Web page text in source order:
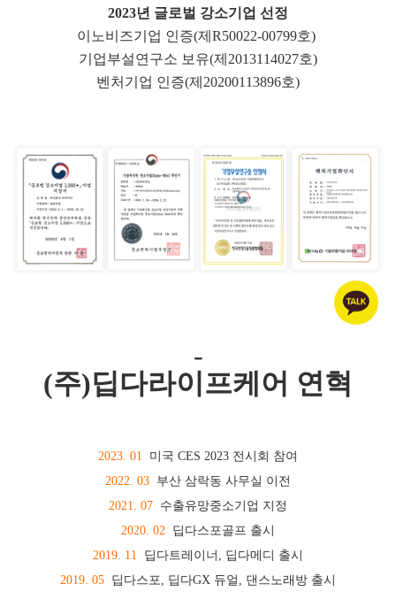
2023년 글로벌 강소기업 선정
이노비즈기업 인증(제R50022-00799호)
기업부설연구소 보유(제2013114027호)
벤처기업 인증(제20200113896호)
-
(주)딥다라이프케어 연혁
2023. 01 미국 CES 2023 전시회 참여
2022. 03 부산 삼락동 사무실 이전
2021. 07 수출유망중소기업 지정
2020. 02 딥다스포골프 출시
2019. 11 딥다트레이너, 딥다메디 출시
2019. 05 딥다스포, 딥다GX 듀얼, 댄스노래방 출시